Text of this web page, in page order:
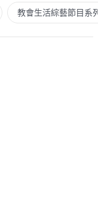
教會生活綜藝節目系